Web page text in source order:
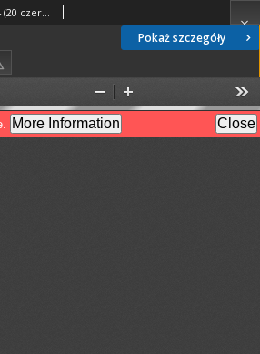
Pokaż szczegóły
Kurier Lubelski, R. 17 nr 144 (20 czerwca 1973)